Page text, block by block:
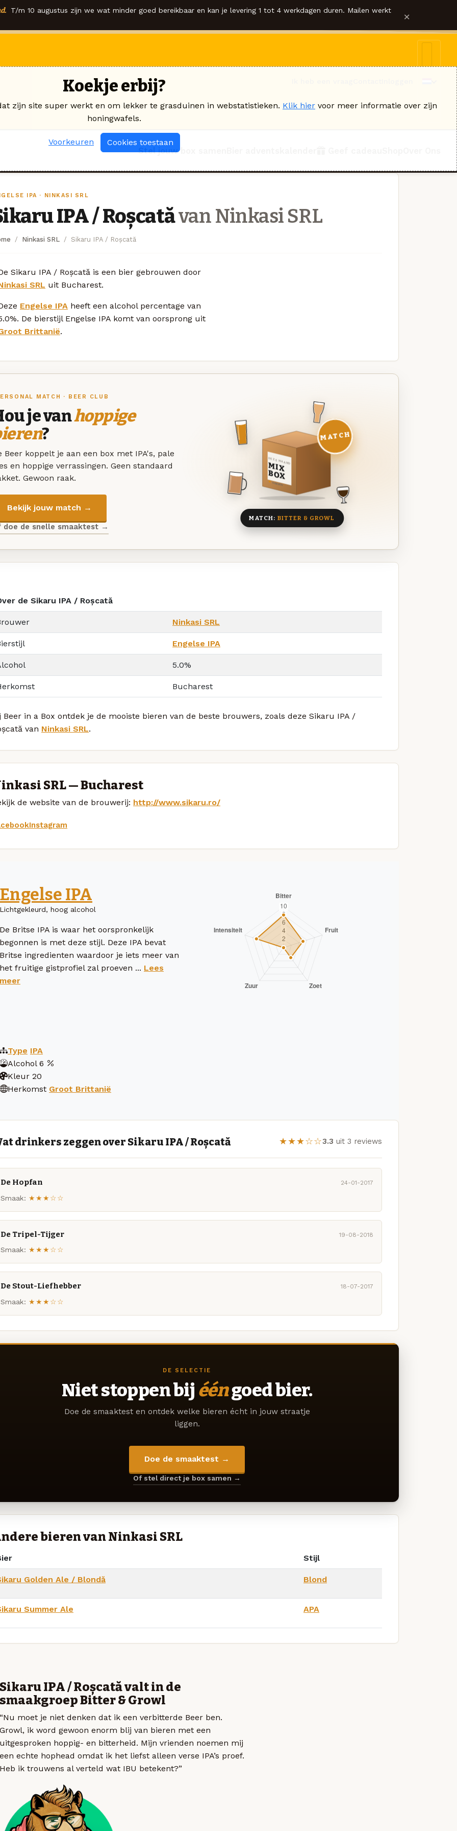
T/m 10 augustus zijn we wat minder goed bereikbaar en kan je levering 1 tot 4 werkdagen duren. Mailen werkt ×
Stel jouw box samen
IPA · NINKASI SRL
IPA / Roșcatăvan Ninkasi SRL
Ninkasi SRL Sikaru IPA / Roșcată
Sikaru IPA / Roșcată is een bier gebrouwen door
SRL uit Bucharest.
Engelse IPA heeft een alcohol percentage van
De bierstijl Engelse IPA komt van oorsprong uit
Brittanië.
MATCH · BEER CLUB
je vanhoppige
?
Beer koppelt je aan een box met IPA's, pale
en hoppige verrassingen. Geen standaard
Gewoon raak.
Bekijk jouw match →
doe de snelle smaaktest →
DEZE MAAND
MIX
BOX
8 BIEREN
MATCH
MATCH: BITTER & GROWL
de Sikaru IPA / Roșcată
Ninkasi SRL
Engelse IPA
5.0%
Bucharest
Beer in a Box ontdek je de mooiste bieren van de beste brouwers, zoals deze Sikaru IPA /
van Ninkasi SRL.
SRL — Bucharest
de website van de brouwerij: http://www.sikaru.ro/
Instagram
Engelse IPA
Lichtgekleurd, hoog alcohol
De Britse IPA is waar het oorspronkelijk
begonnen is met deze stijl. Deze IPA bevat
Britse ingredienten waardoor je iets meer van
het fruitige gistprofiel zal proeven ... Lees
meer
Type IPA
Alcohol 6
Kleur 20
Herkomst Groot Brittanië
drinkers zeggen over Sikaru IPA / Roșcată ★★★☆☆3.3 uit 3 reviews
De Hopfan 24-01-2017
Smaak: ★★★☆☆
De Tripel-Tijger 19-08-2018
Smaak: ★★★☆☆
De Stout-Liefhebber 18-07-2017
Smaak: ★★★☆☆
DE SELECTIE
Niet stoppen bij ééngoed bier.
Doe de smaaktest en ontdek welke bieren écht in jouw straatje
liggen.
Doe de smaaktest →
Of stel direct je box samen →
bieren van Ninkasi SRL
Stijl
Golden Ale / Blondă Blond
Summer Ale APA
Sikaru IPA / Roșcată valt in de
smaakgroep Bitter & Growl
“Nu moet je niet denken dat ik een verbitterde Beer ben.
Growl, ik word gewoon enorm blij van bieren met een
uitgesproken hoppig- en bitterheid. Mijn vrienden noemen mij
een echte hophead omdat ik het liefst alleen verse IPA’s proef.
Heb ik trouwens al verteld wat IBU betekent?”
Koekje erbij?
zijn site super werkt en om lekker te grasduinen in webstatistieken. Klik hier voor meer informatie over zijn
honingwafels.
Voorkeuren Cookies toestaan